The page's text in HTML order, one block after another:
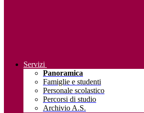
Servizi
Panoramica
Famiglie e studenti
Personale scolastico
Percorsi di studio
Archivio A.S.